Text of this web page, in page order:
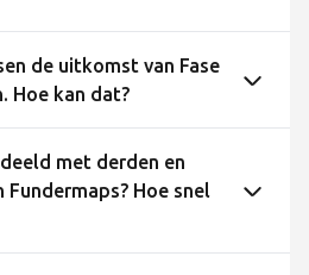
de uitkomst van Fase
Hoe kan dat?
met derden en
Fundermaps? Hoe snel